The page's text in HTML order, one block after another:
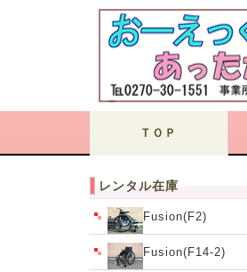
ＴＯＰ
レンタル在庫
Fusion(F2)
Fusion(F14-2)